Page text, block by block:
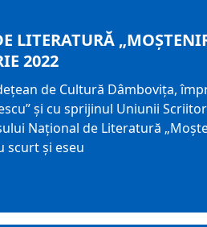
LITERATURĂ
2022
de Cultură Dâmboviţa,
şi cu sprijinul Uniunii
Naţional de Literatură
scurt şi eseu